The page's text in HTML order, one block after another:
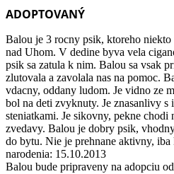
ADOPTOVANÝ
Balou je 3 rocny psik, ktoreho
nad Uhom. V dedine byva vela
psik sa zatula k nim. Balou sa vsak
zlutovala a zavolala nas na pomoc.
vdacny, oddany ludom. Je vidno ze
bol na deti zvyknuty. Je znasanlivy
steniatkami. Je sikovny, pekne
zvedavy. Balou je dobry psik,
do bytu. Nie je prehnane aktivny,
narodenia: 15.10.2013
Balou bude pripraveny na adopciu